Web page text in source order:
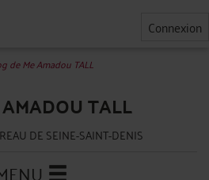
Connexion
de Me Amadou TALL
TALL
DE SEINE-SAINT-DENIS